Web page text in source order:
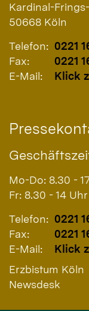
Kardinal-
50668 Köln
Telefon: 0221
Fax:
0221
E-Mail:
Klick
Mo-Do: 8.30 -
Fr: 8.30 - 14 Uhr
Telefon: 0221
Fax:
0221
E-Mail:
Klick
Erzbistum Köln
Newsdesk